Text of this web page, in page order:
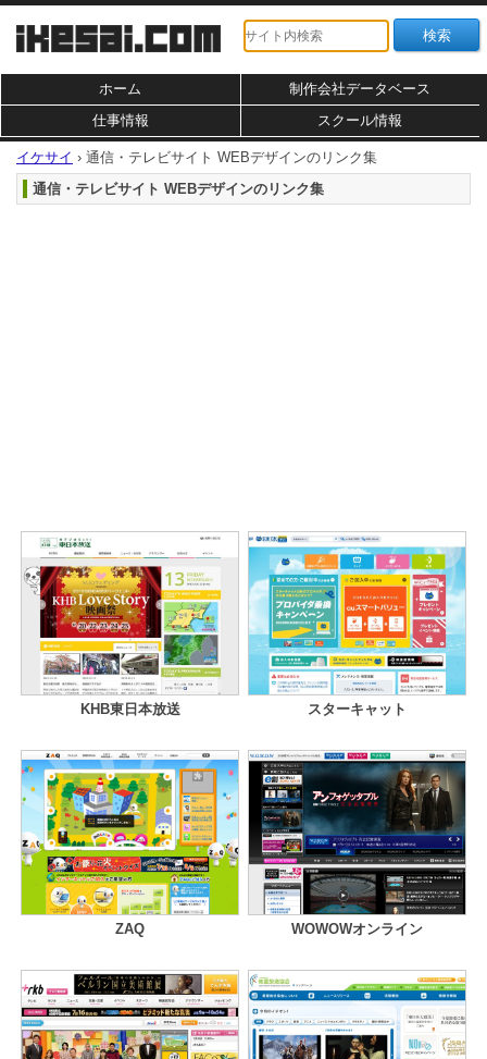
ホーム
制作会社データベース
仕事情報
スクール情報
イケサイ › 通信・テレビサイト WEBデザインのリンク集
通信・テレビサイト WEBデザインのリンク集
KHB東日本放送 スターキャット
ZAQ WOWOWオンライン